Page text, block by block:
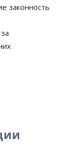
законность